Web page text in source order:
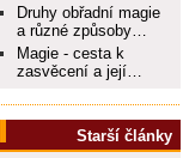
Druhy obřadní magie
a různé způsoby…
Magie - cesta k
zasvěcení a její…
Starší články